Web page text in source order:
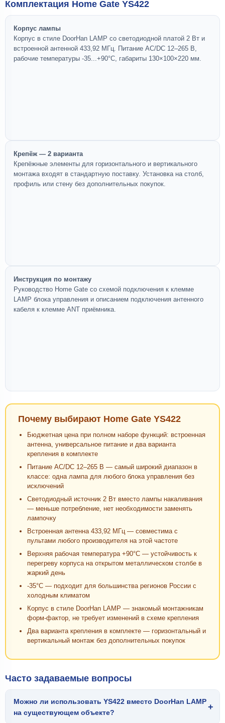
Комплектация Home Gate YS422
Корпус лампы
Корпус в стиле DoorHan LAMP со светодиодной платой 2 Вт и
встроенной антенной 433,92 МГц. Питание AC/DC 12–265 В,
рабочие температуры -35...+90°C, габариты 130×100×220 мм.
Крепёж — 2 варианта
Крепёжные элементы для горизонтального и вертикального
монтажа входят в стандартную поставку. Установка на столб,
профиль или стену без дополнительных покупок.
Инструкция по монтажу
Руководство Home Gate со схемой подключения к клемме
LAMP блока управления и описанием подключения антенного
кабеля к клемме ANT приёмника.
Почему выбирают Home Gate YS422
Бюджетная цена при полном наборе функций: встроенная
антенна, универсальное питание и два варианта
крепления в комплекте
Питание AC/DC 12–265 В — самый широкий диапазон в
классе: одна лампа для любого блока управления без
исключений
Светодиодный источник 2 Вт вместо лампы накаливания
— меньше потребление, нет необходимости заменять
лампочку
Встроенная антенна 433,92 МГц — совместима с
пультами любого производителя на этой частоте
Верхняя рабочая температура +90°C — устойчивость к
перегреву корпуса на открытом металлическом столбе в
жаркий день
-35°C — подходит для большинства регионов России с
холодным климатом
Корпус в стиле DoorHan LAMP — знакомый монтажникам
форм-фактор, не требует изменений в схеме крепления
Два варианта крепления в комплекте — горизонтальный и
вертикальный монтаж без дополнительных покупок
Часто задаваемые вопросы
Можно ли использовать YS422 вместо DoorHan LAMP
на существующем объекте?
+